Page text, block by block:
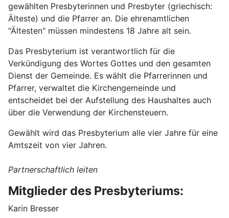
gewählten Presbyterinnen und Presbyter (griechisch:
Älteste) und die Pfarrer an. Die ehrenamtlichen
"Ältesten" müssen mindestens 18 Jahre alt sein.
Das Presbyterium ist verantwortlich für die
Verkündigung des Wortes Gottes und den gesamten
Dienst der Gemeinde. Es wählt die Pfarrerinnen und
Pfarrer, verwaltet die Kirchengemeinde und
entscheidet bei der Aufstellung des Haushaltes auch
über die Verwendung der Kirchensteuern.
Gewählt wird das Presbyterium alle vier Jahre für eine
Amtszeit von vier Jahren.
Partnerschaftlich leiten
Mitglieder des Presbyteriums:
Karin Bresser